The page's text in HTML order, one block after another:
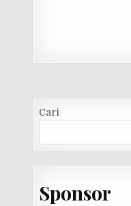
Cari
Sponsor